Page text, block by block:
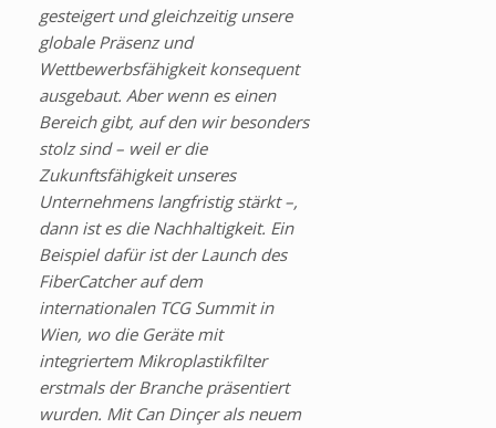
gesteigert und gleichzeitig unsere
globale Präsenz und
Wettbewerbsfähigkeit konsequent
ausgebaut. Aber wenn es einen
Bereich gibt, auf den wir besonders
stolz sind – weil er die
Zukunftsfähigkeit unseres
Unternehmens langfristig stärkt –,
dann ist es die Nachhaltigkeit. Ein
Beispiel dafür ist der Launch des
FiberCatcher auf dem
internationalen TCG Summit in
Wien, wo die Geräte mit
integriertem Mikroplastikfilter
erstmals der Branche präsentiert
wurden. Mit Can Dinçer als neuem